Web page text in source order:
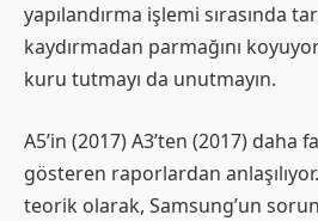
yapılandırma işlemi sırasında
kaydırmadan parmağını
kuru tutmayı da unutmayın.
A5’in (2017) A3’ten (2017) daha
gösteren raporlardan
teorik olarak, Samsung’un